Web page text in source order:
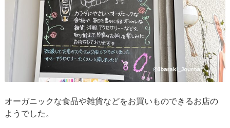
オーガニックな食品や雑貨などをお買いものできるお店の
ようでした。